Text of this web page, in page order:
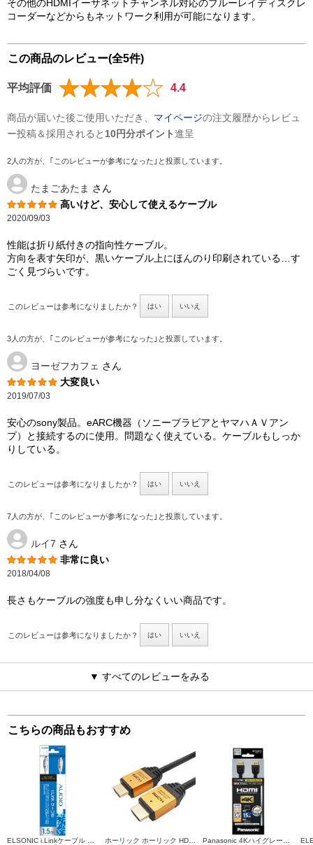
その他のHDMIイーサネットチャンネル対応のブルーレイディスクレ
コーダーなどからもネットワーク利用が可能になります。
この商品のレビュー(全5件)
平均評価 4.4
商品が届いた後ご使用いただき、 マイページの注文履歴からレビュ
ー投稿＆採用されると 10円分ポイント進呈
2人の方が、｢このレビューが参考になった｣と投票しています。
たまごあたま さん
高いけど、安心して使えるケーブル
2020/09/03
性能は折り紙付きの指向性ケーブル。
方向を表す矢印が、黒いケーブル上にほんのり印刷されている…す
ごく見づらいです。
このレビューは参考になりましたか？ はい いいえ
3人の方が、｢このレビューが参考になった｣と投票しています。
ヨーゼフカフェ さん
大変良い
2019/07/03
安心のsony製品。eARC機器（ソニーブラビアとヤマハＡＶアン
プ）と接続するのに使用。問題なく使えている。ケーブルもしっか
りしている。
このレビューは参考になりましたか？ はい いいえ
7人の方が、｢このレビューが参考になった｣と投票しています。
ルイ7 さん
非常に良い
2018/04/08
長さもケーブルの強度も申し分なくいい商品です。
このレビューは参考になりましたか？ はい いいえ
▼ すべてのレビューをみる
こちらの商品もおすすめ